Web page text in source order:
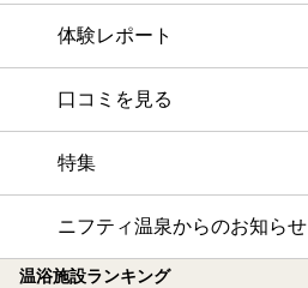
体験レポート
口コミを見る
特集
ニフティ温泉からのお知らせ
温浴施設ランキング